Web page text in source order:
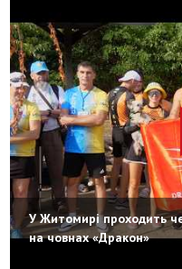
У Житомирі проходить
на човнах «Дракон»